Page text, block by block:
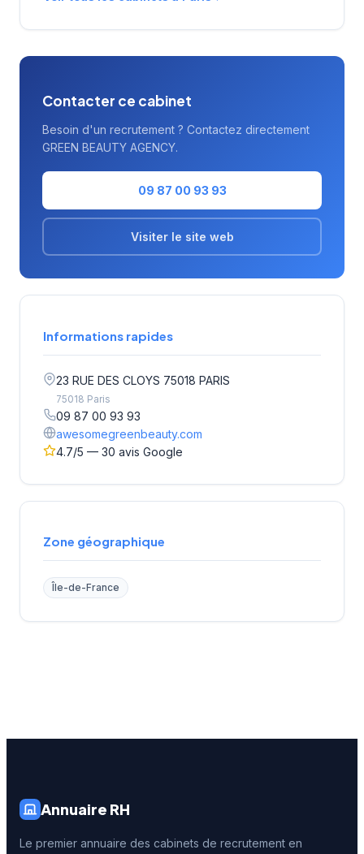
accompagnés.
Contacter ce cabinet
Besoin d'un recrutement ? Contactez directement
GREEN BEAUTY AGENCY.
09 87 00 93 93
Visiter le site web
Informations rapides
23 RUE DES CLOYS 75018 PARIS
75018 Paris
09 87 00 93 93
awesomegreenbeauty.com
4.7/5 — 30 avis Google
Zone géographique
Île-de-France
Annuaire RH
Le premier annuaire des cabinets de recrutement en